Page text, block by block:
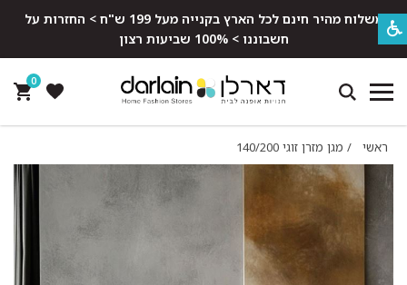
משלוח מהיר חינם לכל הארץ בקנייה מעל 199 ש"ח > החזרות על
חשבוננו > 100% שביעות רצון
0
ראשי / מגן מזרן זוגי 140/200